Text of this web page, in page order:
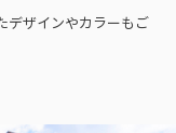
デザインやカラーもご